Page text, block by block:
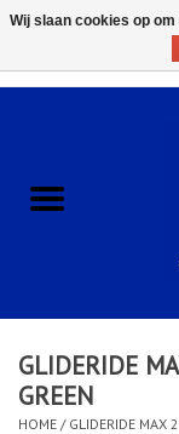
ACCESSOIRES/
KLEDING
CLUBSHOPS
GLIDERIDE
GREEN
HOME / GLIDERIDE MAX
Wij slaan cookies op